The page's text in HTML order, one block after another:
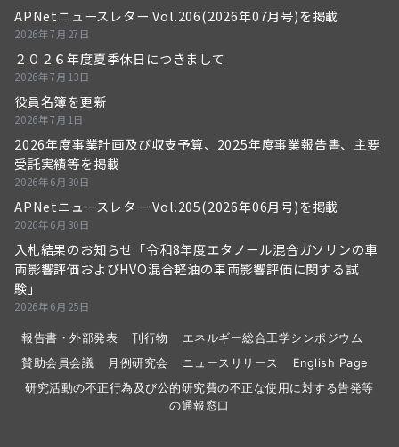
APNetニュースレター Vol.206(2026年07月号)を掲載
2026年7月27日
２０２６年度夏季休日につきまして
2026年7月13日
役員名簿を更新
2026年7月1日
2026年度事業計画及び収支予算、2025年度事業報告書、主要
受託実績等を掲載
2026年6月30日
APNetニュースレター Vol.205(2026年06月号)を掲載
2026年6月30日
入札結果のお知らせ「令和8年度エタノール混合ガソリンの車
両影響評価およびHVO混合軽油の車両影響評価に関する試
験」
2026年6月25日
報告書・外部発表 刊行物
エネルギー総合工学シンポジウム
賛助会員会議
月例研究会 ニュースリリース
English Page
研究活動の不正行為及び公的研究費の不正な使用に対する告発等
の通報窓口